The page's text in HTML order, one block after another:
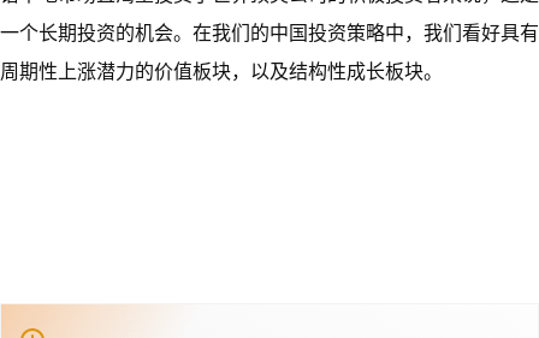
一个长期投资的机会。在我们的中国投资策略中，我们看好具有
周期性上涨潜力的价值板块，以及结构性成长板块。